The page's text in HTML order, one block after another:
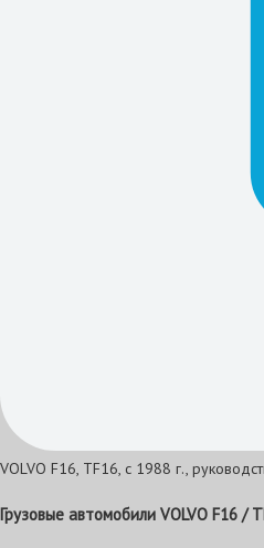
VOLVO F16, TF16, с 1988 г.,
Грузовые автомобили VOLVO F16 /